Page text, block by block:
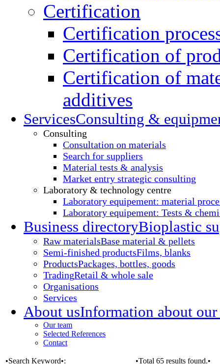
Certification
Certification
Certification of
Certification of
additives
ServicesConsulting &
Consulting
Consultation on materials
Search for suppliers
Material tests & analysis
Market entry strategic consulting
Laboratory & technology centre
Laboratory equipement: material
Laboratory equipement: Tests &
Business directoryBioplastic
Raw materialsBase material & pellets
Semi-finished productsFilms, blanks
ProductsPackages, bottles, goods
TradingRetail & whole sale
Organisations
Services
About usInformation about our
Our team
Selected References
Contact
•Search Keyword•:
•Total 65 results found.•